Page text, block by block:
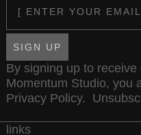
SIGN UP
By signing up to receive
Momentum Studio, you
Privacy Policy.
links